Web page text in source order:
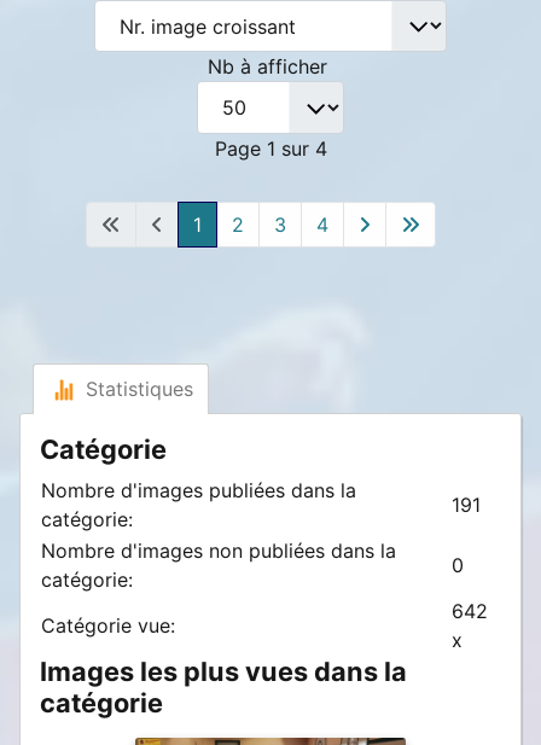
Nb à afficher
Page 1 sur 4
1 2 3 4
Statistiques
Catégorie
Nombre d'images publiées dans la
catégorie:
191
Nombre d'images non publiées dans la
catégorie:
0
Catégorie vue:
642
x
Images les plus vues dans la
catégorie